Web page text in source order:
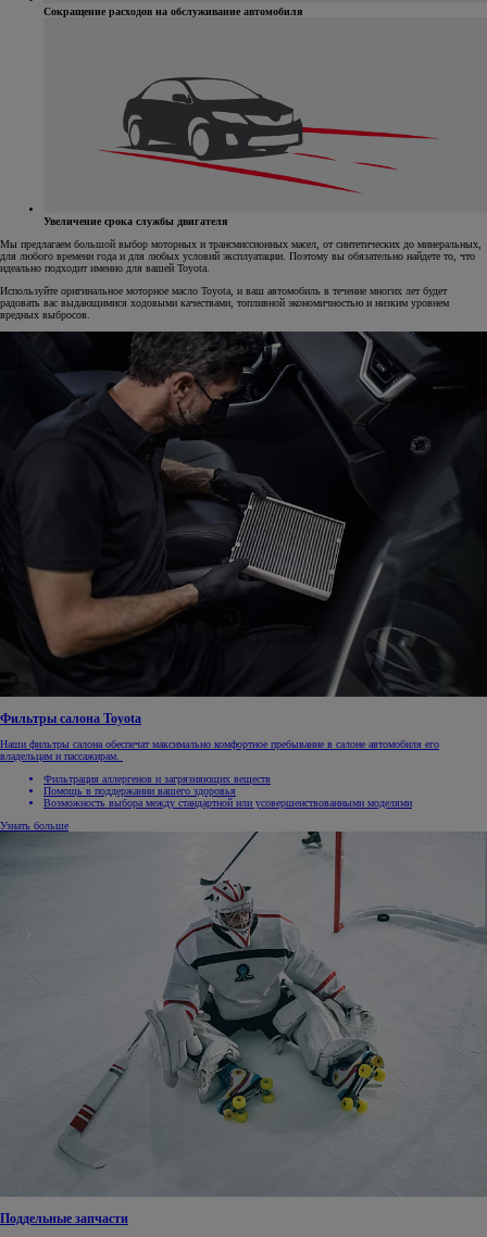
Сокращение расходов на обслуживание автомобиля
Увеличение срока службы двигателя
Мы предлагаем большой выбор моторных и трансмиссионных масел, от синтетических до минеральных,
для любого времени года и для любых условий эксплуатации. Поэтому вы обязательно найдете то, что
идеально подходит именно для вашей Toyota.
Используйте оригинальное моторное масло Toyota, и ваш автомобиль в течение многих лет будет
радовать вас выдающимися ходовыми качествами, топливной экономичностью и низким уровнем
вредных выбросов.
Фильтры салона Toyota
Наши фильтры салона обеспечат максимально комфортное пребывание в салоне автомобиля его
владельцам и пассажирам.
Фильтрация аллергенов и загрязняющих веществ
Помощь в поддержании вашего здоровья
Возможность выбора между стандартной или усовершенствованными моделями
Узнать больше
Поддельные запчасти